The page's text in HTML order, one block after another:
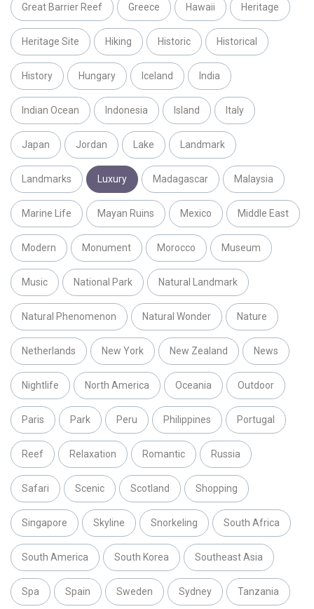
Great Barrier Reef Greece Hawaii Heritage
Heritage Site Hiking Historic Historical
History Hungary Iceland India
Indian Ocean Indonesia Island Italy
Japan Jordan Lake Landmark
Landmarks Luxury Madagascar Malaysia
Marine Life Mayan Ruins Mexico Middle East
Modern Monument Morocco Museum
Music National Park Natural Landmark
Natural Phenomenon Natural Wonder Nature
Netherlands New York New Zealand News
Nightlife North America Oceania Outdoor
Paris Park Peru Philippines Portugal
Reef Relaxation Romantic Russia
Safari Scenic Scotland Shopping
Singapore Skyline Snorkeling South Africa
South America South Korea Southeast Asia
Spa Spain Sweden Sydney Tanzania